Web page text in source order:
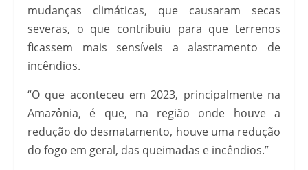
mudanças climáticas, que causaram secas
severas, o que contribuiu para que terrenos
ficassem mais sensíveis a alastramento de
incêndios.
“O que aconteceu em 2023, principalmente na
Amazônia, é que, na região onde houve a
redução do desmatamento, houve uma redução
do fogo em geral, das queimadas e incêndios.”